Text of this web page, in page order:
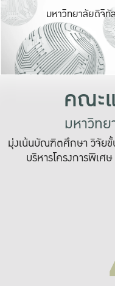
มหาวิทยาลัยดิจิทั
คณะ
มหาวิท
มุ่งเน้นบัณฑิตศึกษา วิจัยขั้
บริหารโครงการพิเศ